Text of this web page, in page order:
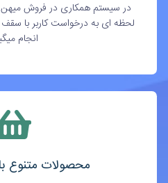
در سیستم همکاری در فروش
انجام
محصولات متنوع